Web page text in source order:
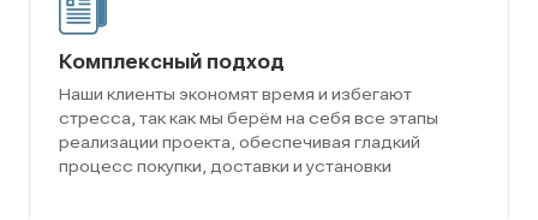
Комплексный подход
Наши клиенты экономят время и избегают
стресса, так как мы берём на себя все этапы
реализации проекта, обеспечивая гладкий
процесс покупки, доставки и установки